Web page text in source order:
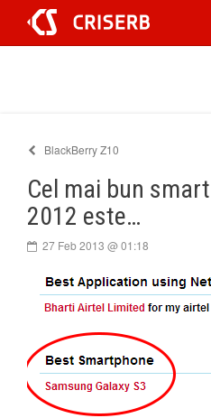
conținut
BlackBerry Z10
Cel mai bun
2012 este…
27 Feb 2013 @ 01:18